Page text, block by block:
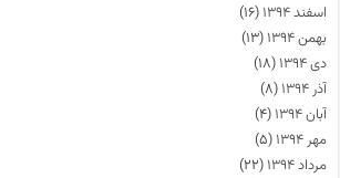
اسفند ۱۳۹۴
(۱۶)
بهمن ۱۳۹۴
(۱۳)
دی ۱۳۹۴
(۱۸)
آذر ۱۳۹۴
(۸)
آبان ۱۳۹۴
(۴)
مهر ۱۳۹۴
(۵)
مرداد ۱۳۹۴
(۲۲)